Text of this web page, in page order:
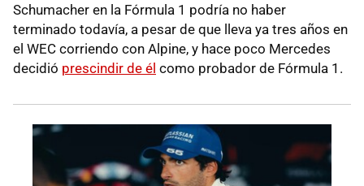
Schumacher en la Fórmula 1 podría no haber
terminado todavía, a pesar de que lleva ya tres años en
el WEC corriendo con Alpine, y hace poco Mercedes
decidió prescindir de él como probador de Fórmula 1.